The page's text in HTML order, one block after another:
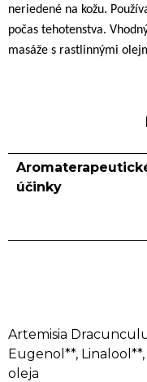
neriedené na kožu.
počas tehotenstva.
masáže s rastlinnými
účinky
Artemisia
Eugenol**,
oleja